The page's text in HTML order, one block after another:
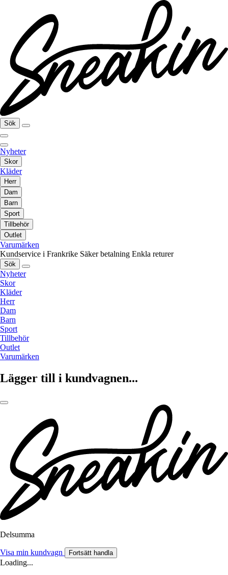
Sök
Nyheter
Skor
Kläder
Herr
Dam
Barn
Sport
Tillbehör
Outlet
Varumärken
Kundservice i Frankrike Säker betalning Enkla returer
Sök
Nyheter
Skor
Kläder
Herr
Dam
Barn
Sport
Tillbehör
Outlet
Varumärken
Lägger till i kundvagnen...
Delsumma
Visa min kundvagn Fortsätt handla
Loading...